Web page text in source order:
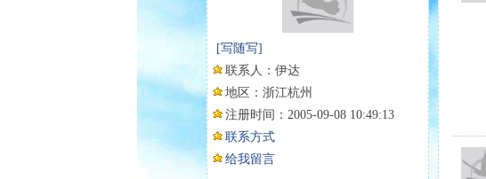
[写随写]
联系人： 伊达
地区： 浙江杭州
注册时间： 2005-09-08 10:49:13
联系方式
给我留言